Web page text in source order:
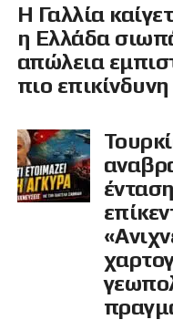
Η Γαλλία
η Ελλάδα
απώλεια
πιο